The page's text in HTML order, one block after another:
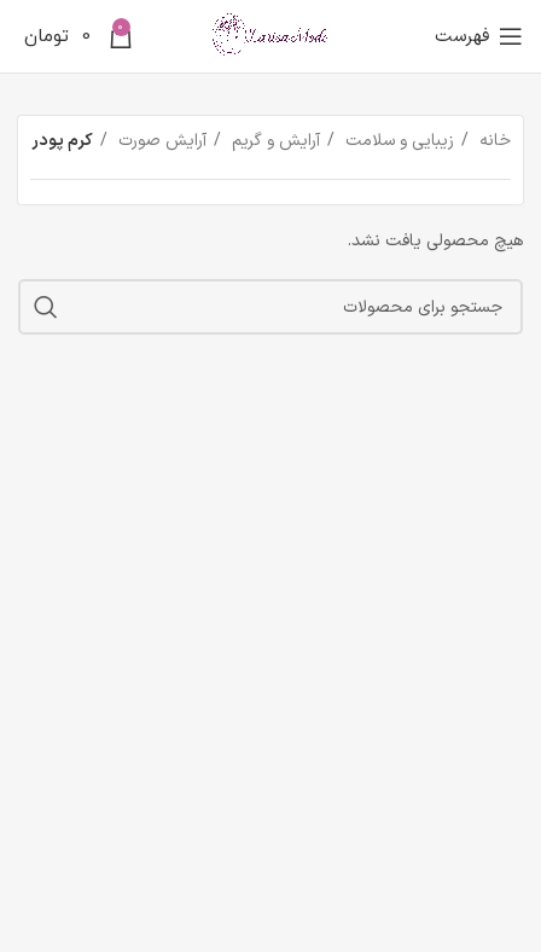
فهرست 0
0 تومان
خانه زیبایی و سلامت آرایش و گریم آرایش صورت کرم پودر
هیچ محصولی یافت نشد.